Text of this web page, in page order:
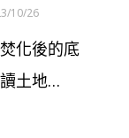
10/26
化後的底
土地…